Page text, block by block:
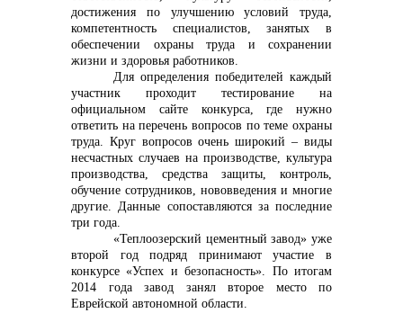
достижения по улучшению условий труда,
компетентность специалистов, занятых в
обеспечении охраны труда и сохранении
жизни и здоровья работников.
Для определения победителей каждый
участник проходит тестирование на
официальном сайте конкурса, где нужно
ответить на перечень вопросов по теме охраны
труда. Круг вопросов очень широкий – виды
несчастных случаев на производстве, культура
производства, средства защиты, контроль,
обучение сотрудников, нововведения и многие
другие. Данные сопоставляются за последние
три года.
«Теплоозерский цементный завод» уже
второй год подряд принимают участие в
конкурсе «Успех и безопасность». По итогам
2014 года завод занял второе место по
Еврейской автономной области.